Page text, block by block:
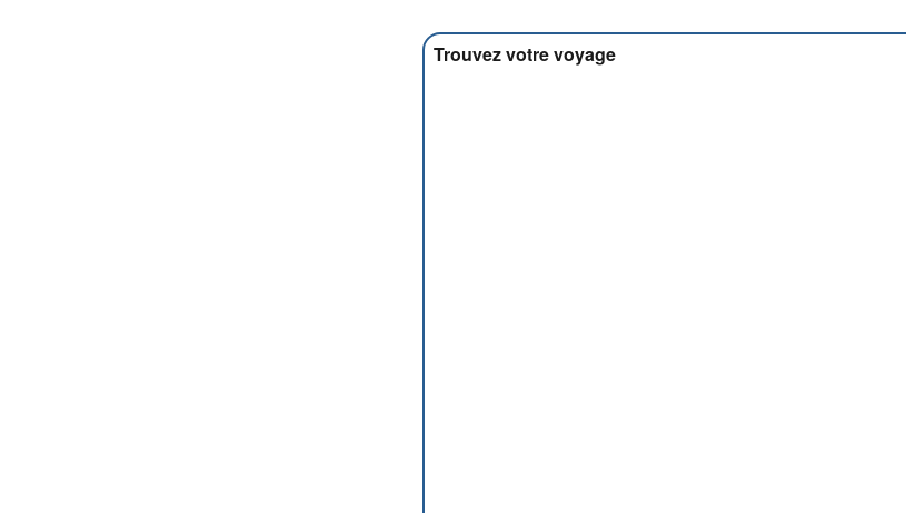
Trouvez votre voyage